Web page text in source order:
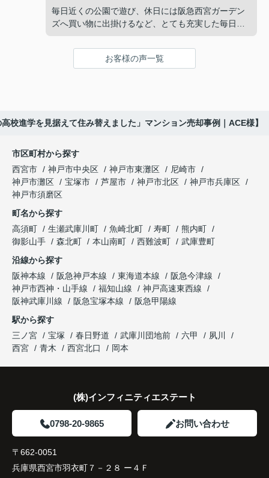
販売活動では、西宮北口駅へのアクセス、阪急西宮
ガーデンズ、医療機関や買い物施設など、将来も安
した。
住み替え後は掃除の時間も短くなり、夫婦で外出や
趣味を楽しむ時間が増えました。
これからの暮らしを前向きに考えられるようにな
り、住み替えを決断して本当に良かったと思ってい
ます。
と家族で話し合うようになりました。
インフィニティエステートさんへ相談すると、収益
投資家向けの販売方法をご提案いただきました。
「立地も良く、長期保有したい物件です。」
と話され、このビルを大切に運営してくださること
になりました。
長年守ってきた資産を安心して引き継ぐことがで
き、家族全員が納得できる売却となりました。
毎日近くの公園で遊び、休日には阪急西宮ガーデン
ズへ買い物に出掛けるなど、とても充実した毎日を
年月が経ち、子どもが高校進学を意識する年齢にな
インフィニティエステートさんへ相談すると、
「レ・ジェイド西宮北口」の査定だけでなく、新居
購入とのタイミングや資金計画についても丁寧に説
明してくださいました。
販売活動では、西宮北口駅へのアクセス、阪急西宮
ガーデンズ、教育施設、商業施設など、このエリア
した。
購入されたご家族は、
と大変喜ばれ、この住まいを選ばれました。
住み替え後は家族それぞれの通勤・通学時間が短く
家族全員にとって、将来を見据えた良い選択だった
お客様の声一覧
校進学を見据えて住み替えました」マンション売却事例｜ACE様】
市区町村から探す
西宮市
神戸市中央区 神戸市東灘区
尼崎市
神戸市灘区
宝塚市 芦屋市 神戸市北区
神戸市兵庫区
神戸市須磨区
町名から探す
高須町
生瀬武庫川町 魚崎北町 寿町
熊内町
御影山手
森北町 本山南町 西難波町
武庫豊町
沿線から探す
阪神本線
阪急神戸本線 東海道本線
阪急今津線
神戸市西神・山手線
福知山線
神戸高速東西線
阪神武庫川線
阪急宝塚本線
阪急甲陽線
駅から探す
三ノ宮
宝塚 春日野道 武庫川団地前 六甲
夙川
西宮
青木 西宮北口 岡本
(株)インフィニティエステート
0798-20-9865 お問い合わせ
〒662-0051
兵庫県西宮市羽衣町７－２８ ー４Ｆ